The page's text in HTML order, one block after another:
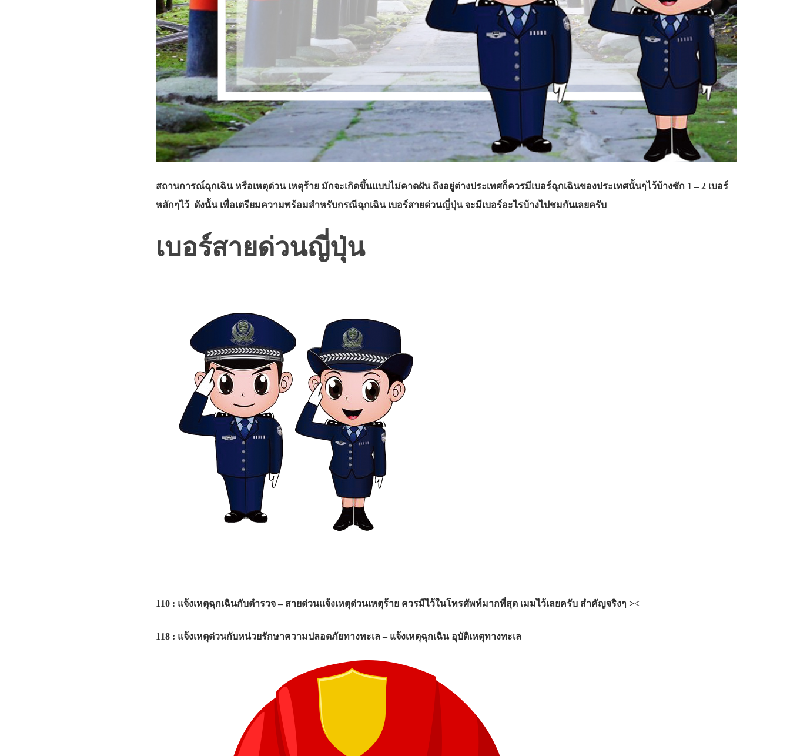
สถานการณ์ฉุกเฉิน หรือเหตุด่วน เหตุร้าย มักจะเกิดขึ้นแบบไม่คาดฝัน ถึงอยู่ต่างประเทศก็ควรมีเบอร์ฉุกเฉินของประเทศนั้นๆไว้บ้างซัก 1 – 2 เบอร์
หลักๆไว้ ดังนั้น เพื่อเตรียมความพร้อมสำหรับกรณีฉุกเฉิน เบอร์สายด่วนญี่ปุ่นจะมีเบอร์อะไรบ้างไปชมกันเลยครับ
เบอร์สายด่วนญี่ปุ่น
110 : แจ้งเหตุฉุกเฉินกับตำรวจ – สายด่วนแจ้งเหตุด่วนเหตุร้าย ควรมีไว้ในโทรศัพท์มากที่สุด เมมไว้เลยครับ สำคัญจริงๆ ><
118 : แจ้งเหตุด่วนกับหน่วยรักษาความปลอดภัยทางทะเล – แจ้งเหตุฉุกเฉิน อุบัติเหตุทางทะเล